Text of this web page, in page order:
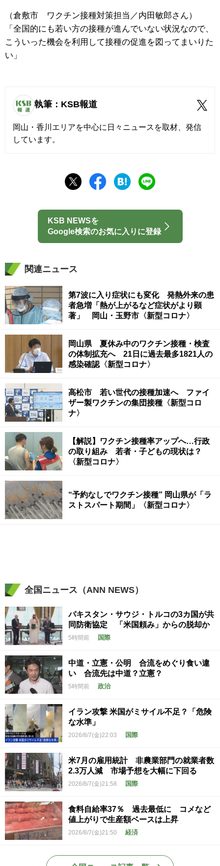
（倉敷市 ワクチン接種対策担当／内田敏郎さん）
「全国的にも若い方の接種が進んでいない状況なので、
こういった機会を利用して接種の促進を図ってまいりた
い」
執筆：KSB報道
岡山・香川エリアを中心に日々ニュースを取材、発信
しています。
KSB NEWSを
Google検索のお気に入りに登録
関連ニュース
第7波に入り症状にも変化 発熱外来の患
者急増「熱が上がるなど症状がより顕
著」 岡山・玉野市〈新型コロナ〉
岡山県 夏休み中のワクチン接種・検査
の体制拡充へ 21日に過去最多1821人の
感染確認〈新型コロナ〉
高松市 若い世代の接種加速へ ファイ
ザー製ワクチンの集団接種〈新型コロ
ナ〉
【解説】ワクチン接種率アップへ…行政
の取り組み 若者・子どもの現状は？
〈新型コロナ〉
“予約なしでワクチン接種” 岡山県が「ラ
ストスパート期間」〈新型コロナ〉
全国ニュース（ANN NEWS）
パキスタン・サウジ・トルコの3カ国が共
同防衛協定 「米国頼み」からの脱却か
5時間前 国際
中道・立憲・公明 合流をめぐり食い違
い 合流先は中道？立憲？
5時間前 政治
イラン攻撃 米国がミサイル不足？「危険
な水準」
2026/8/7(金)22:03 国際
米7月の雇用統計 非農業部門の就業者数
2.3万人減 市場予想を大幅に下回る
2026/8/7(金)21:58 国際
食料自給率37％ 過去最低に コメなど
値上がりで生産額ベースは上昇
2026/8/7(金)21:50 経済